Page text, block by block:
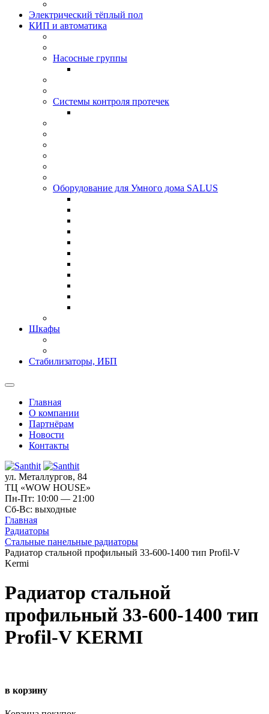
Электрический тёплый пол
КИП и автоматика
Насосные группы
Системы контроля протeчек
Оборудование для Умного дома SALUS
Шкафы
Стабилизаторы, ИБП
Главная
О компании
Партнёрам
Новости
Контакты
ул. Металлургов, 84
ТЦ «WOW HOUSE»
Пн-Пт: 10:00 — 21:00
Сб-Вс: выходные
Главная
Радиаторы
Стальные панельные радиаторы
Радиатор стальной профильный 33-600-1400 тип Profil-V
Kermi
Радиатор стальной
профильный 33-600-1400 тип
Profil-V KERMI
в корзину